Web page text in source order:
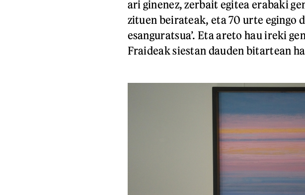
ari ginenez, zerbait egitea erabaki
zituen beirateak, eta 70 urte egingo
esanguratsua’. Eta areto hau ireki
Fraideak siestan dauden bitartean